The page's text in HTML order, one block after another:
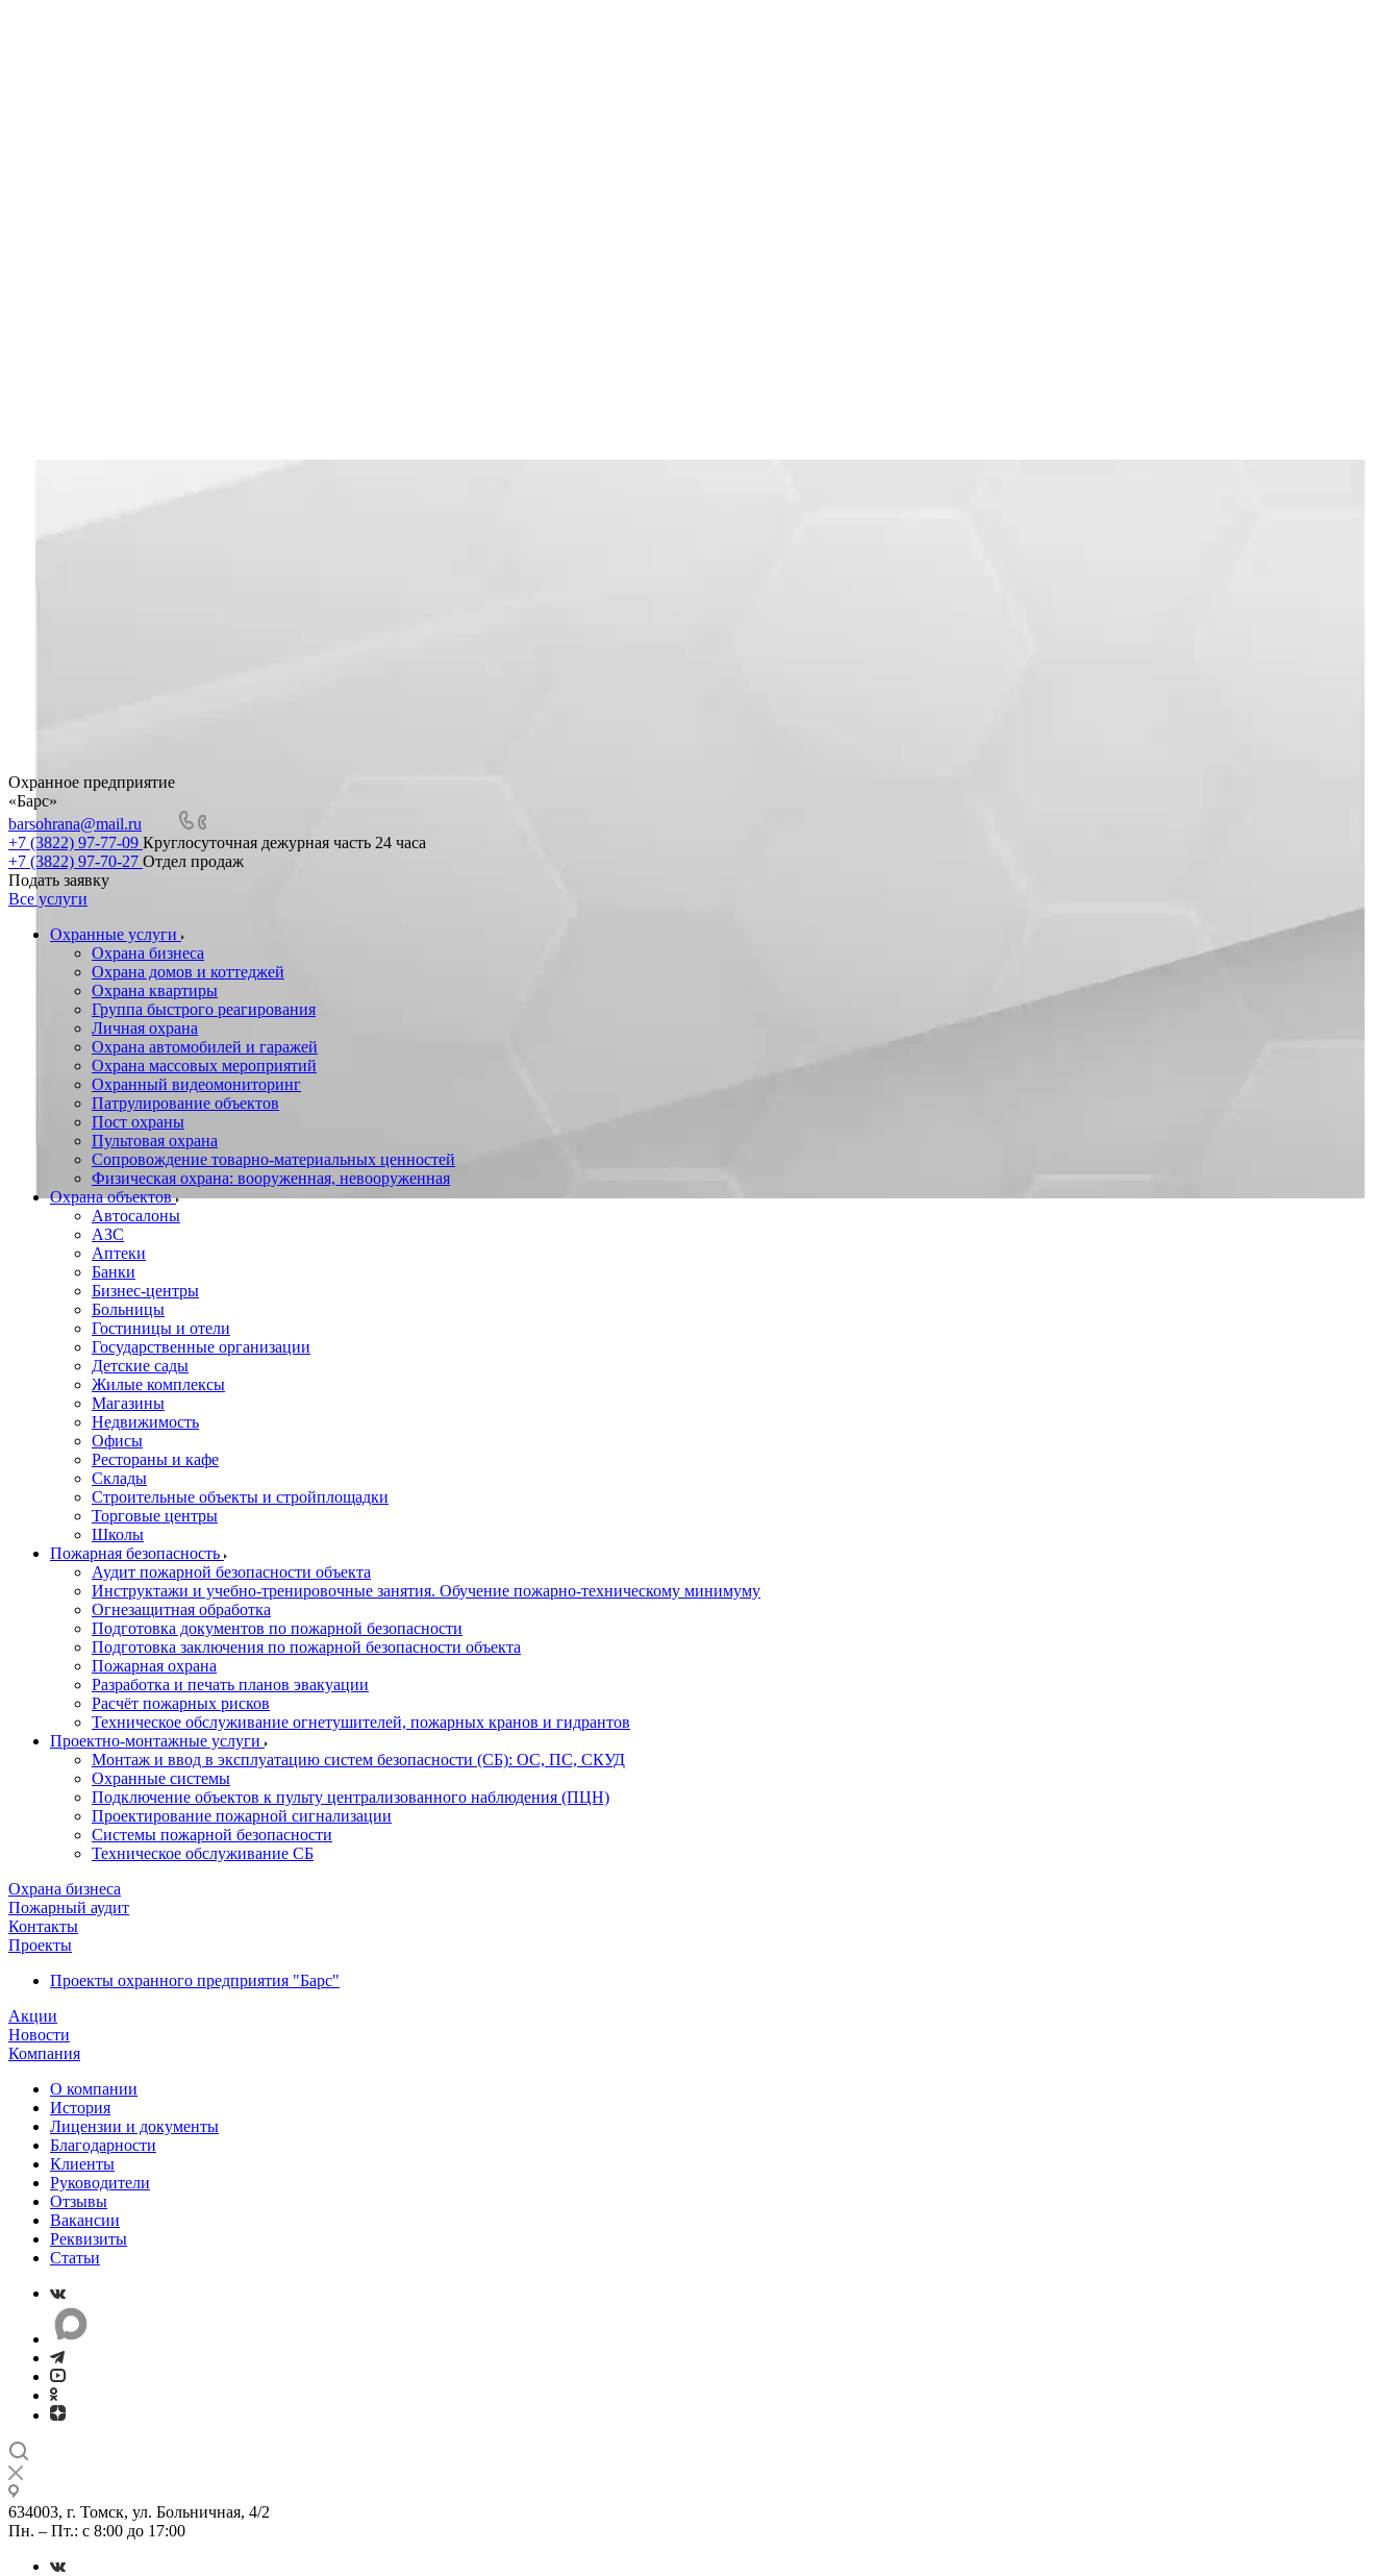
Охранное предприятие
«Барс»
barsohrana@mail.ru
+7 (3822) 97-77-09 Круглосуточная дежурная часть 24 часа
+7 (3822) 97-70-27 Отдел продаж
Подать заявку
Все услуги
Охранные услуги
Охрана бизнеса
Охрана домов и коттеджей
Охрана квартиры
Группа быстрого реагирования
Личная охрана
Охрана автомобилей и гаражей
Охрана массовых мероприятий
Охранный видеомониторинг
Патрулирование объектов
Пост охраны
Пультовая охрана
Сопровождение товарно-материальных ценностей
Физическая охрана: вооруженная, невооруженная
Охрана объектов
Автосалоны
АЗС
Аптеки
Банки
Бизнес-центры
Больницы
Гостиницы и отели
Государственные организации
Детские сады
Жилые комплексы
Магазины
Недвижимость
Офисы
Рестораны и кафе
Склады
Строительные объекты и стройплощадки
Торговые центры
Школы
Пожарная безопасность
Аудит пожарной безопасности объекта
Инструктажи и учебно-тренировочные занятия. Обучение пожарно-техническому минимуму
Огнезащитная обработка
Подготовка документов по пожарной безопасности
Подготовка заключения по пожарной безопасности объекта
Пожарная охрана
Разработка и печать планов эвакуации
Расчёт пожарных рисков
Техническое обслуживание огнетушителей, пожарных кранов и гидрантов
Проектно-монтажные услуги
Монтаж и ввод в эксплуатацию систем безопасности (СБ): ОС, ПС, СКУД
Охранные системы
Подключение объектов к пульту централизованного наблюдения (ПЦН)
Проектирование пожарной сигнализации
Системы пожарной безопасности
Техническое обслуживание СБ
Охрана бизнеса
Пожарный аудит
Контакты
Проекты
Проекты охранного предприятия "Барс"
Акции
Новости
Компания
О компании
История
Лицензии и документы
Благодарности
Клиенты
Руководители
Отзывы
Вакансии
Реквизиты
Статьи
634003, г. Томск, ул. Больничная, 4/2
Пн. – Пт.: с 8:00 до 17:00